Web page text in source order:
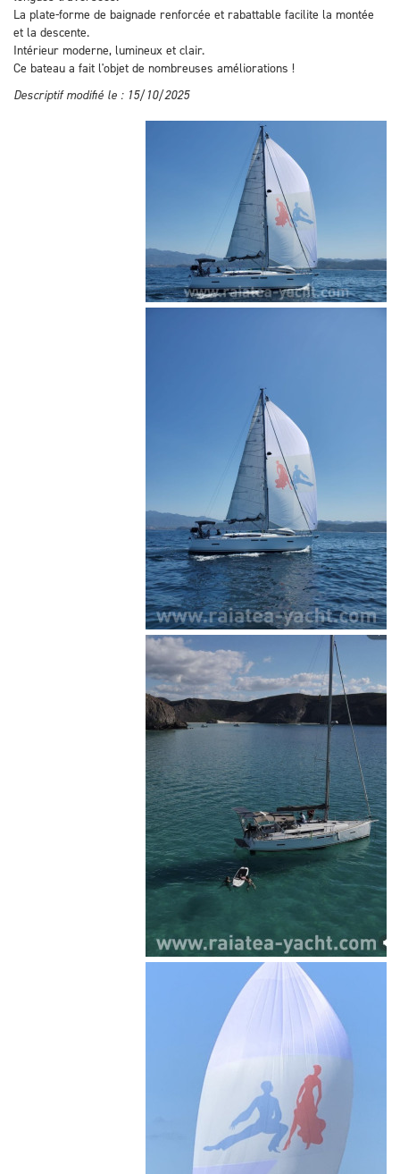
La plate-forme de baignade renforcée et rabattable facilite la montée
et la descente.
Intérieur moderne, lumineux et clair.
Ce bateau a fait l'objet de nombreuses améliorations !
Descriptif modifié le : 15/10/2025